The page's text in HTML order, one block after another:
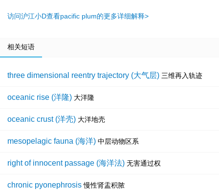
访问沪江小D查看pacific plum的更多详细解释>
相关短语
three dimensional reentry trajectory (大气层) 三维再入轨迹
oceanic rise (洋隆) 大洋隆
oceanic crust (洋壳) 大洋地壳
mesopelagic fauna (海洋) 中层动物区系
right of innocent passage (海洋法) 无害通过权
chronic pyonephrosis 慢性肾盂积脓